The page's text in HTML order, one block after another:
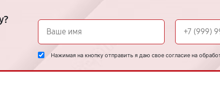
Нажимая на кнопку отправить я даю свое согласие на